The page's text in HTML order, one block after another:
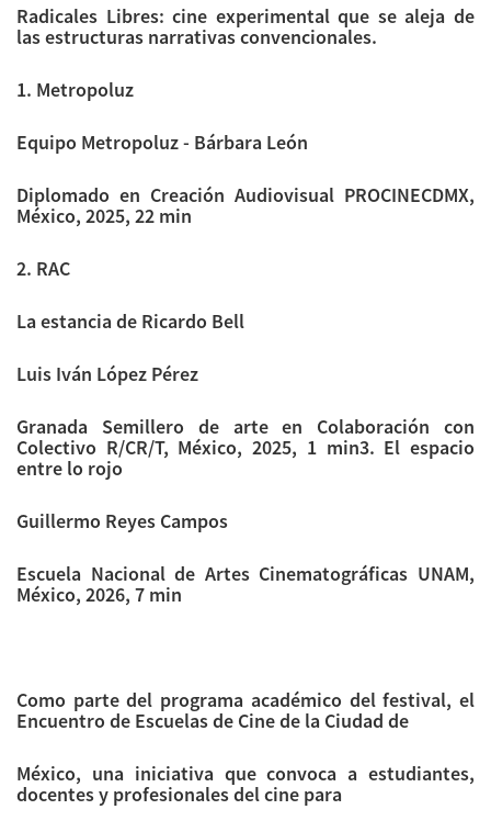
Radicales Libres: cine experimental que se aleja de
las estructuras narrativas convencionales.
1. Metropoluz
Equipo Metropoluz - Bárbara León
Diplomado en Creación Audiovisual PROCINECDMX,
México, 2025, 22 min
2. RAC
La estancia de Ricardo Bell
Luis Iván López Pérez
Granada Semillero de arte en Colaboración con
Colectivo R/CR/T, México, 2025, 1 min3. El espacio
entre lo rojo
Guillermo Reyes Campos
Escuela Nacional de Artes Cinematográficas UNAM,
México, 2026, 7 min
Como parte del programa académico del festival, el
Encuentro de Escuelas de Cine de la Ciudad de
México, una iniciativa que convoca a estudiantes,
docentes y profesionales del cine para